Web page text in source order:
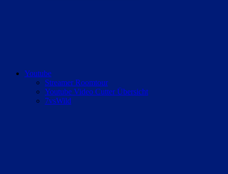
Youtube
Streamer Roomtour
Youtube Video Cutter Übersicht
7vsWild